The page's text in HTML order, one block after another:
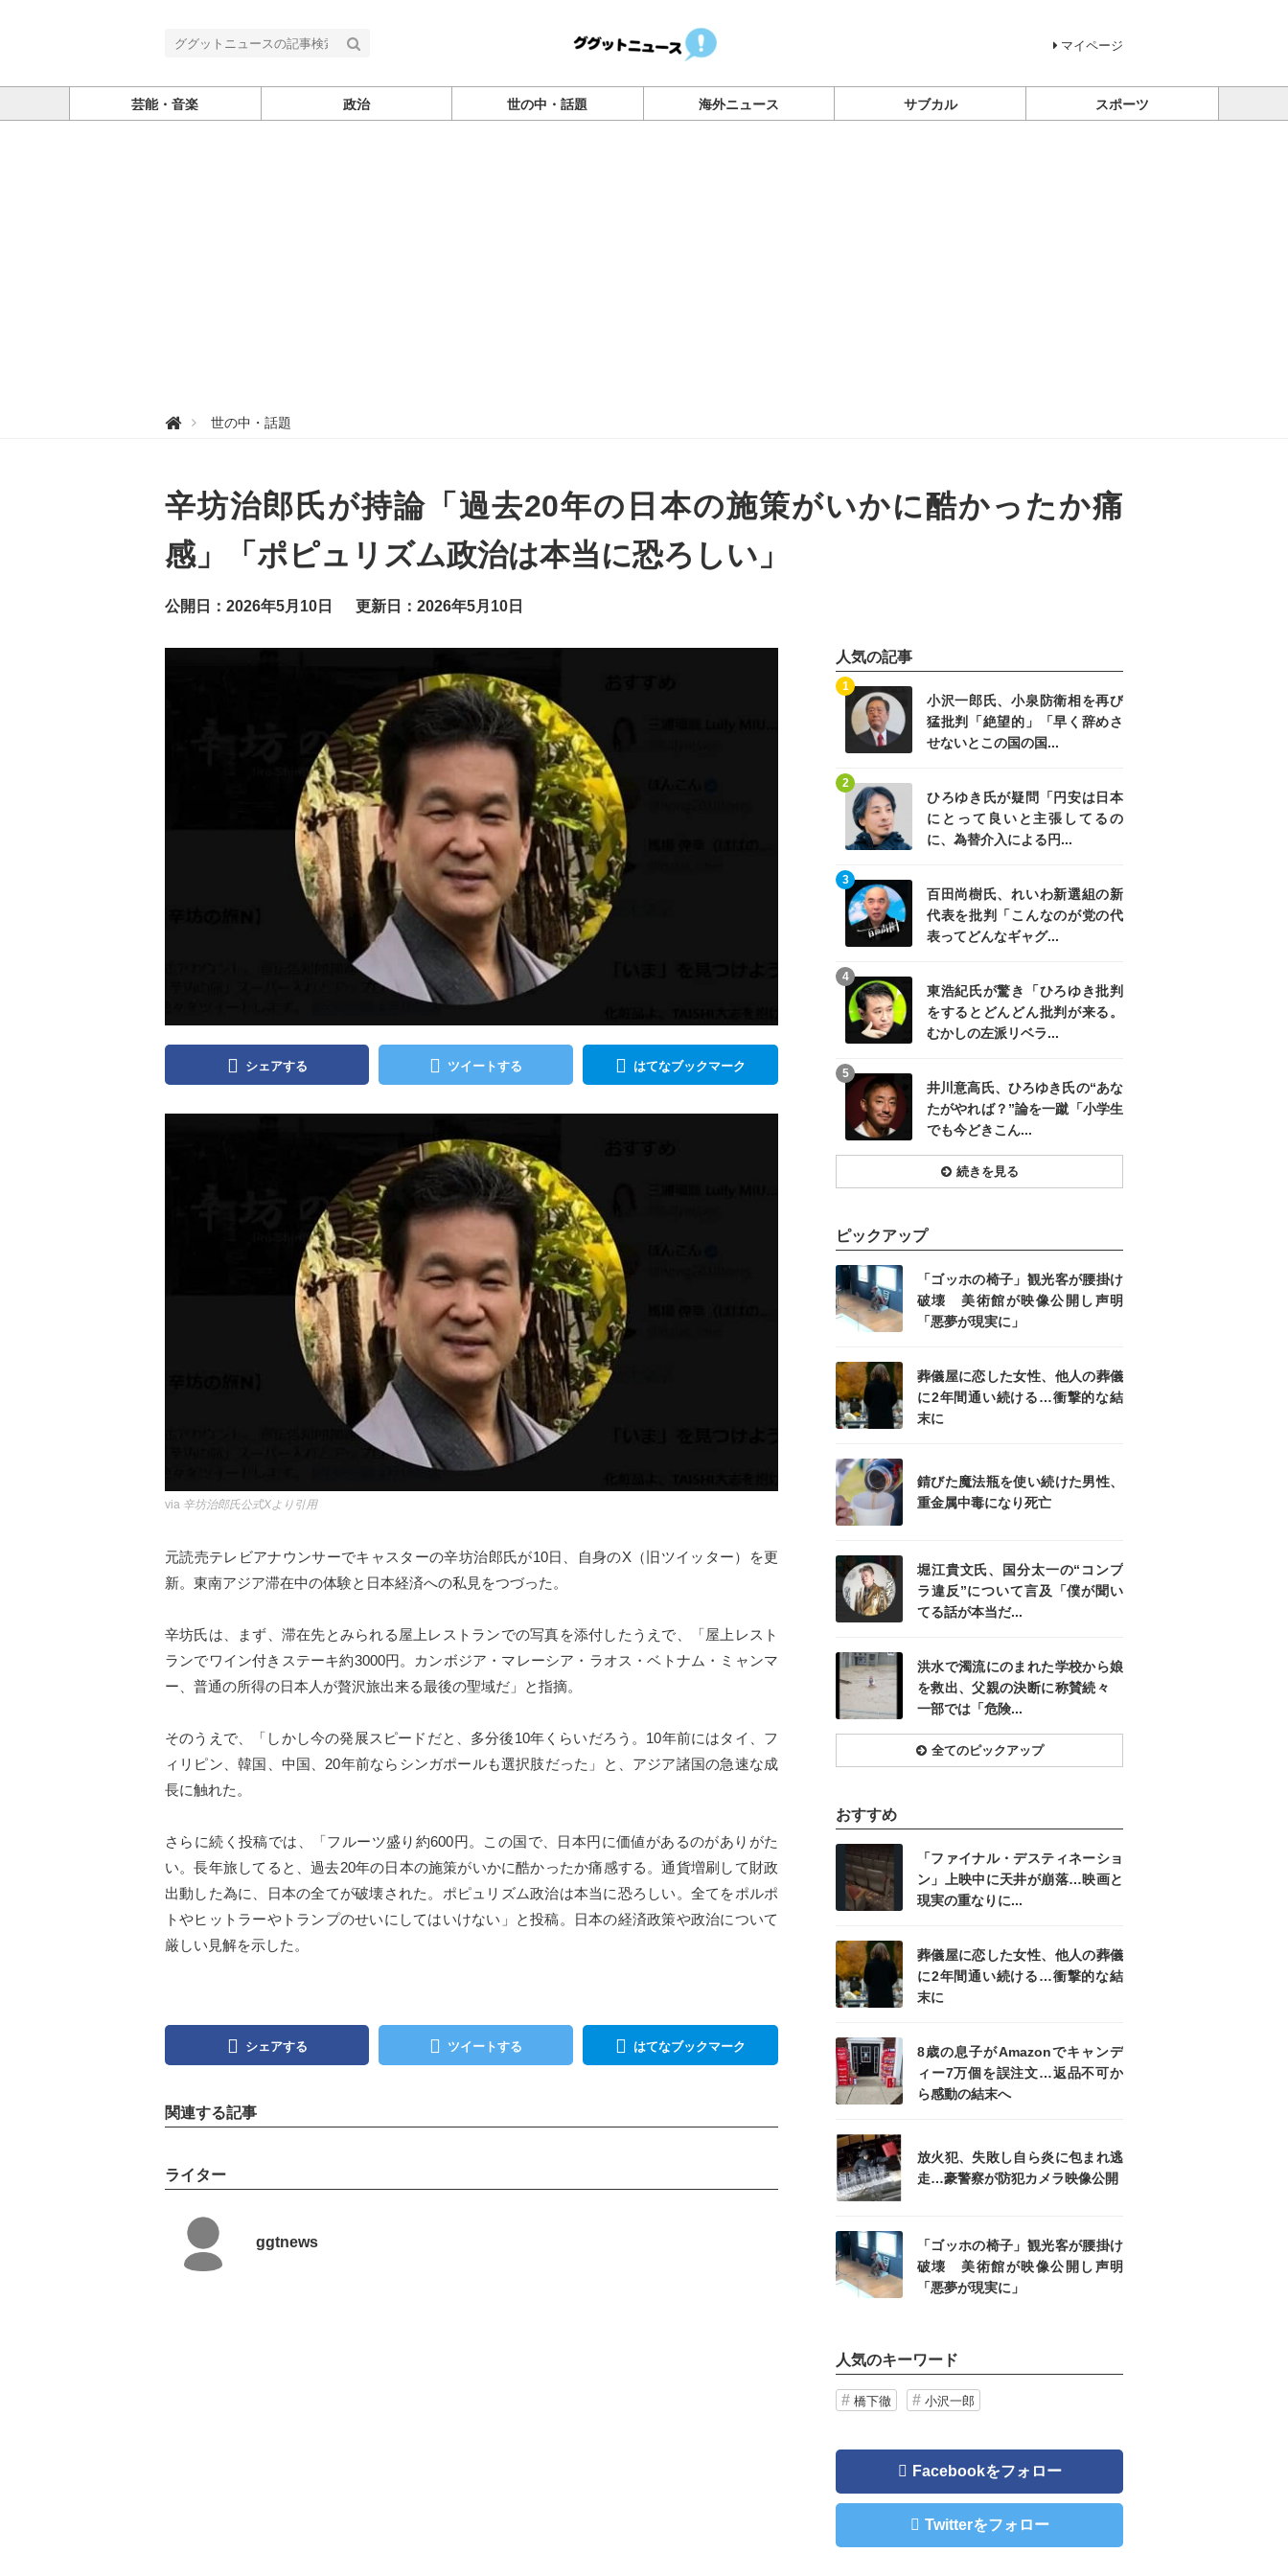
マイページ
芸能・音楽 政治 世の中・話題 海外ニュース サブカル スポーツ
グ
ュ
ー
ス
世の中・話題
辛坊治郎氏が持論「過去20年の日本の施策がいかに酷かったか痛
感」「ポピュリズム政治は本当に恐ろしい」
公開日：2026年5月10日 更新日：2026年5月10日
シェアする ツイートする はてなブックマーク
via 辛坊治郎氏公式Xより引用
元読売テレビアナウンサーでキャスターの辛坊治郎氏が10日、自身のX（旧ツイッター）を更
新。東南アジア滞在中の体験と日本経済への私見をつづった。
辛坊氏は、まず、滞在先とみられる屋上レストランでの写真を添付したうえで、「屋上レスト
ランでワイン付きステーキ約3000円。カンボジア・マレーシア・ラオス・ベトナム・ミャンマ
ー、普通の所得の日本人が贅沢旅出来る最後の聖域だ」と指摘。
そのうえで、「しかし今の発展スピードだと、多分後10年くらいだろう。10年前にはタイ、フ
ィリピン、韓国、中国、20年前ならシンガポールも選択肢だった」と、アジア諸国の急速な成
長に触れた。
さらに続く投稿では、「フルーツ盛り約600円。この国で、日本円に価値があるのがありがた
い。長年旅してると、過去20年の日本の施策がいかに酷かったか痛感する。通貨増刷して財政
出動した為に、日本の全てが破壊された。ポピュリズム政治は本当に恐ろしい。全てをポルポ
トやヒットラーやトランプのせいにしてはいけない」と投稿。日本の経済政策や政治について
厳しい見解を示した。
シェアする ツイートする はてなブックマーク
関連する記事
ライター
ggtnews
人気の記事
小沢一郎氏、小泉防衛相を再び
猛批判「絶望的」「早く辞めさ
せないとこの国の国...
1
ひろゆき氏が疑問「円安は日本
にとって良いと主張してるの
に、為替介入による円...
2
百田尚樹氏、れいわ新選組の新
代表を批判「こんなのが党の代
表ってどんなギャグ...
3
東浩紀氏が驚き「ひろゆき批判
をするとどんどん批判が来る。
むかしの左派リベラ...
4
井川意高氏、ひろゆき氏の“あな
たがやれば？”論を一蹴「小学生
でも今どきこん...
5
続きを見る
ピックアップ
「ゴッホの椅子」観光客が腰掛け
破壊 美術館が映像公開し声明
「悪夢が現実に」
葬儀屋に恋した女性、他人の葬儀
に2年間通い続ける…衝撃的な結
末に
錆びた魔法瓶を使い続けた男性、
重金属中毒になり死亡
堀江貴文氏、国分太一の“コンプ
ラ違反”について言及「僕が聞い
てる話が本当だ...
記事を読む
洪水で濁流にのまれた学校から娘
を救出、父親の決断に称賛続々
一部では「危険...
全てのピックアップ
おすすめ
「ファイナル・デスティネーショ
ン」上映中に天井が崩落…映画と
現実の重なりに...
記事を読む
葬儀屋に恋した女性、他人の葬儀
に2年間通い続ける…衝撃的な結
末に
8歳の息子がAmazonでキャンデ
ィー7万個を誤注文…返品不可か
ら感動の結末へ
放火犯、失敗し自ら炎に包まれ逃
走…豪警察が防犯カメラ映像公開
記事を読む
「ゴッホの椅子」観光客が腰掛け
破壊 美術館が映像公開し声明
「悪夢が現実に」
人気のキーワード
橋下徹 小沢一郎
Facebookをフォロー
Twitterをフォロー